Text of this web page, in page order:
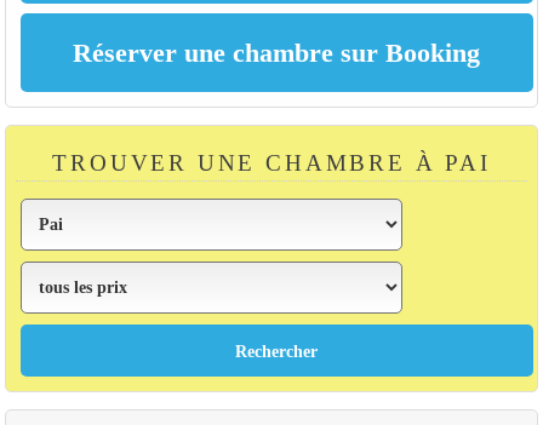
TROUVER UNE CHAMBRE À PAI